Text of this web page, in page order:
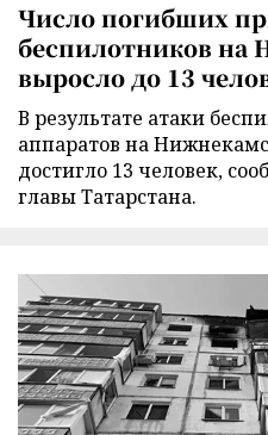
Число погибших
беспилотников на
выросло до 13
В результате атаки
аппаратов на
достигло 13 человек,
главы Татарстана.